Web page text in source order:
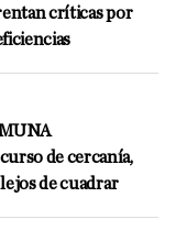
críticas por
de cercanía,
de cuadrar